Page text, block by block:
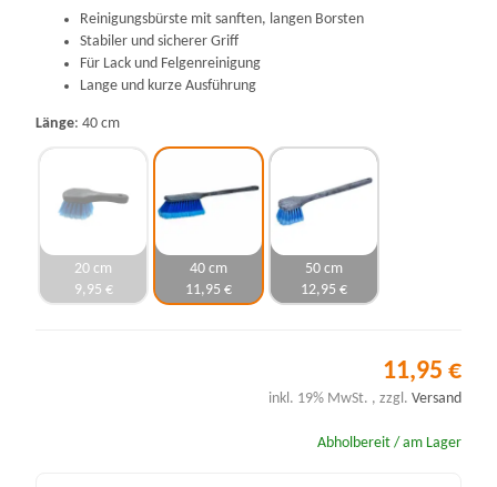
Reinigungsbürste mit sanften, langen Borsten
Stabiler und sicherer Griff
Für Lack und Felgenreinigung
Lange und kurze Ausführung
Länge 40 cm
20 cm
9,95 €
40 cm
11,95 €
50 cm
12,95 €
11,95 €
inkl. 19% MwSt. , zzgl. Versand
Abholbereit / am Lager